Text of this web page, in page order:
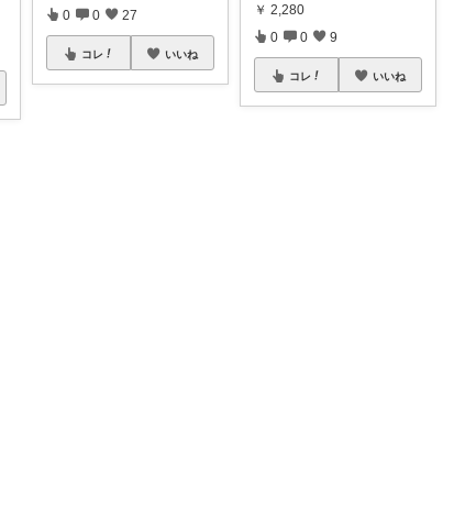
0 0 27
コレ いいね
￥ 2,280
0 0 9
コレ いいね